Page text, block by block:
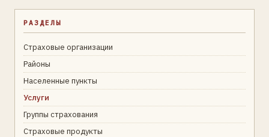
РАЗДЕЛЫ
Страховые организации
Районы
Населенные пункты
Услуги
Группы страхования
Страховые продукты